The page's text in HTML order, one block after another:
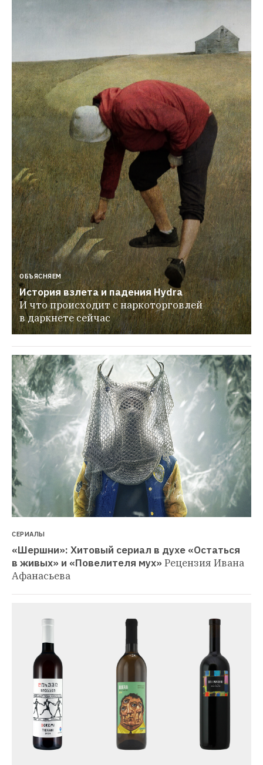
ОБЪЯСНЯЕМ
История взлета и падения Hydra
И что происходит с наркоторговлей
в даркнете сейчас
СЕРИАЛЫ
«Шершни»: Хитовый сериал в духе «Остаться
в живых» и «Повелителя мух» Рецензия Ивана
Афанасьева